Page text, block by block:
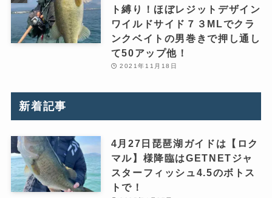
ト縛り！ほぼレジットデザイン
ワイルドサイド７３MLでクラ
ンクベイトの男巻きで押し通し
て50アップ他！
2021年11月18日
新着記事
4月27日琵琶湖ガイドは【ロク
マル】様降臨はGETNETジャ
スターフィッシュ4.5のボトス
トで！